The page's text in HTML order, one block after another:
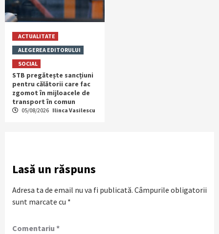
ACTUALITATE
ALEGEREA EDITORULUI
SOCIAL
STB pregătește sancțiuni
pentru călătorii care fac
zgomot în mijloacele de
transport în comun
05/08/2026 Ilinca Vasilescu
Lasă un răspuns
Adresa ta de email nu va fi publicată. Câmpurile obligatorii
sunt marcate cu *
Comentariu *